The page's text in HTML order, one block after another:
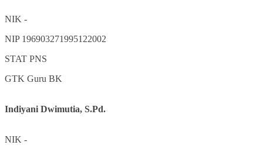
NIK -
NIP 196903271995122002
STAT PNS
GTK Guru BK
Indiyani Dwimutia, S.Pd.
NIK -